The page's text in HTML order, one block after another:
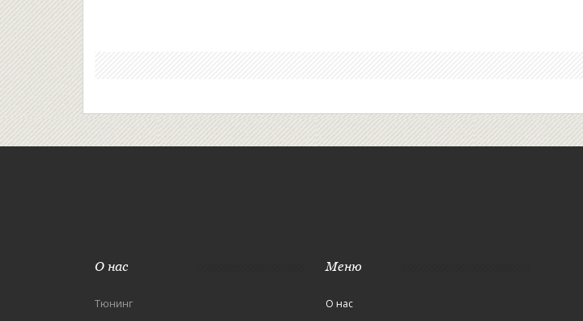
О нас
Тюнинг
Меню
О нас